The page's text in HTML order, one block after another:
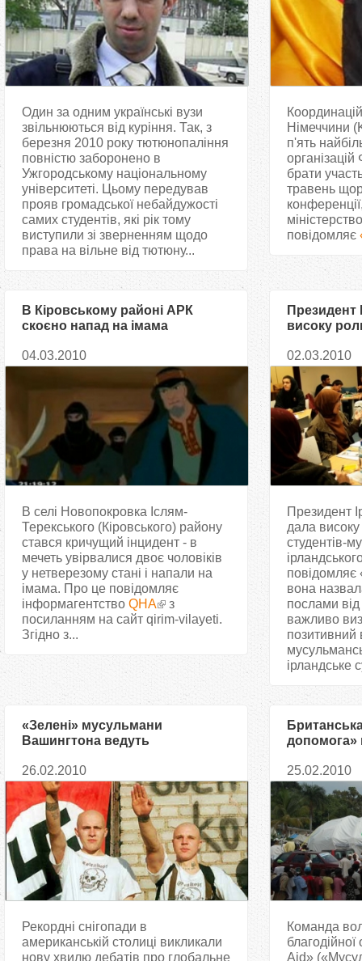
Один за одним українські вузи
звільнюються від куріння. Так, з
березня 2010 року тютюнопаління
повністю заборонено в
Ужгородському національному
університеті. Цьому передував
прояв громадської небайдужості
самих студентів, які рік тому
виступили зі зверненням щодо
права на вільне від тютюну...
Німеччини
п'ять
брати
травень
повідомляє
В Кіровському районі АРК
скоєно напад на імама
04.03.2010
В селі Новопокровка Іслям-
Терекського (Кіровського) району
стався кричущий інцидент - в
мечеть увірвалися двоє чоловіків
у нетверезому стані і напали на
імама. Про це повідомляє
інформагентство QHA
з
посиланням на сайт qirim-vilayeti.
Згідно з...
Президент
високу
02.03.2010
Президент
дала високу
студентів-
повідомляє
вона
послами від
важливо
позитивний
ірландське
«Зелені» мусульмани
Вашингтона ведуть
охорони природи
26.02.2010
Рекордні снігопади в
американській столиці викликали
нову хвилю дебатів про глобальне
допомога»
25.02.2010
Команда
благодійної
Aid»